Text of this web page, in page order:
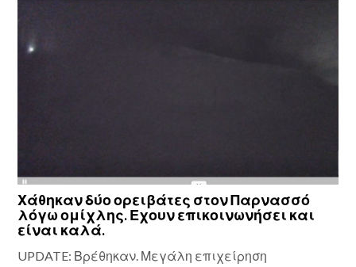
Χάθηκαν δύο ορειβάτες στον Παρνασσό
λόγω ομίχλης. Εχουν επικοινωνήσει και
είναι καλά.
UPDATE: Βρέθηκαν. Μεγάλη επιχείρηση